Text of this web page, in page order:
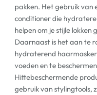
pakken. Het gebruik van
conditioner die
helpen om je stijle lokken
Daarnaast is het aan te
hydraterend
voeden en te
Hittebeschermende
gebruik van stylingtools,